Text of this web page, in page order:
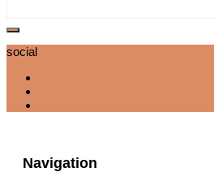
social
Navigation